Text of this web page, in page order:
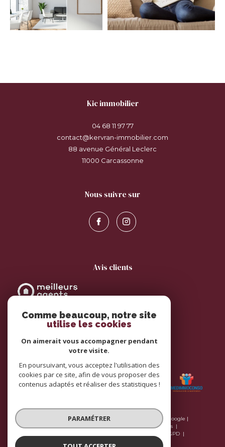
kic immobilier
04 68 11 97 77
contact@kervran-immobilier.com
88 avenue Général Leclerc
11000
carcassonne
nous suivre sur
avis clients
adhérents
© 2026 | Tous droits réservés | Traduction powered by Google |
Plan du site
Nos honoraires
Mentions légales
Politique RGPD
Comme beaucoup, notre site
utilise les cookies
On aimerait vous accompagner pendant
votre visite.
En poursuivant, vous acceptez l'utilisation des
cookies par ce site, afin de vous proposer des
contenus adaptés et réaliser des statistiques !
PARAMÉTRER